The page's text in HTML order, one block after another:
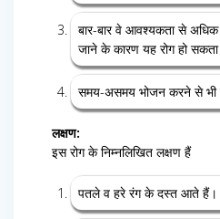
बार-बार वे आवश्यकता से
जाने के कारण यह रोग हो
समय-असमय भोजन करने से भी
लक्षण:
इस रोग के निम्नलिखित लक्षण हैं
पतले व हरे रंग के दस्त आते हैं।